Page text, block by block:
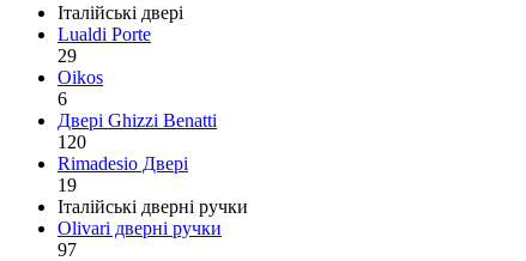
Італійські двері
Lualdi Porte
29
Oikos
6
Двері Ghizzi Benatti
120
Rimadesio Двері
19
Італійські дверні ручки
Olivari дверні ручки
97